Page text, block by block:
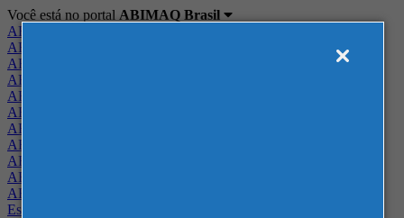
Você está no portal ABIMAQ Brasil
ABIMAQ Brasil
ABIMAQ Minas Gerais
ABIMAQ Norte-Nordeste
ABIMAQ Paraná
ABIMAQ Piracicaba
ABIMAQ Ribeirão Preto
ABIMAQ Rio de Janeiro
ABIMAQ Rio Grande do Sul
ABIMAQ Santa Catarina
ABIMAQ São Paulo
ABIMAQ Vale do Paraíba
Escritório de Relações Governamentais